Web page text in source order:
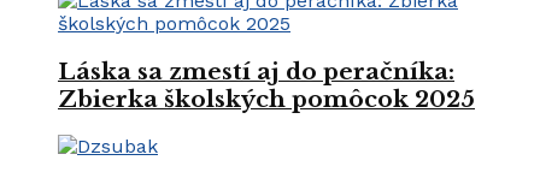
Láska sa zmestí aj do peračníka:
Zbierka školských pomôcok 2025